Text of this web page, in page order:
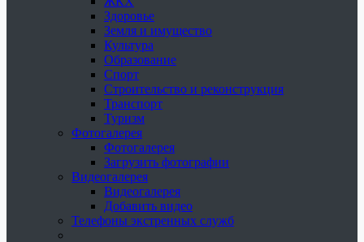
Здоровье
Земля и имущество
Культура
Образование
Спорт
Строительство и реконструкция
Транспорт
Туризм
Фотогалерея
Фотогалерея
Загрузить фотографии
Видеогалерея
Видеогалерея
Добавить видео
Телефоны экстренных служб